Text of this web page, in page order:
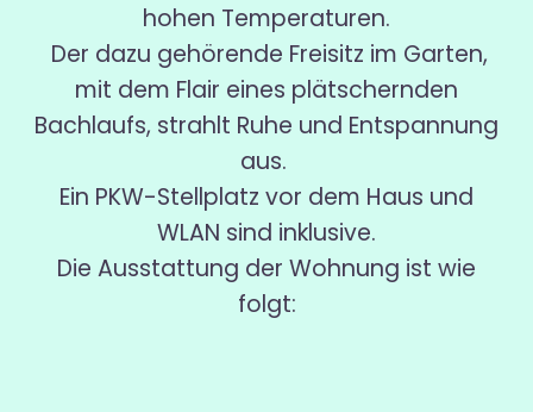
hohen Temperaturen.
Der dazu gehörende Freisitz im Garten,
mit dem Flair eines plätschernden
Bachlaufs, strahlt Ruhe und Entspannung
aus.
Ein PKW-Stellplatz vor dem Haus und
WLAN sind inklusive.
Die Ausstattung der Wohnung ist wie
folgt: